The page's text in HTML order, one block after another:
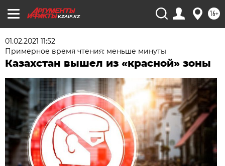
KZAIF.KZ 16+
01.02.2021 11:52
Примерное время чтения: меньше минуты
Казахстан вышел из «красной» зоны